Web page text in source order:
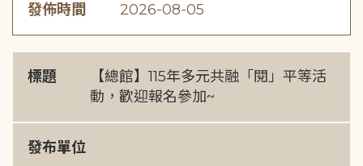
發佈時間 2026-08-05
標題
【總館】115年多元共融「閱」平等活
動，歡迎報名參加~
發布單位